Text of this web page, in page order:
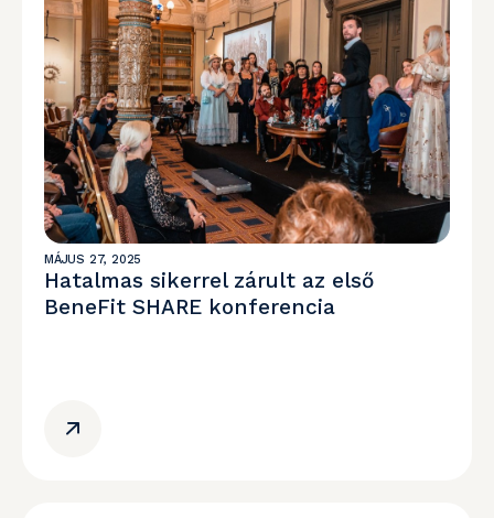
MÁJUS 27, 2025
Hatalmas sikerrel zárult az első
BeneFit SHARE konferencia